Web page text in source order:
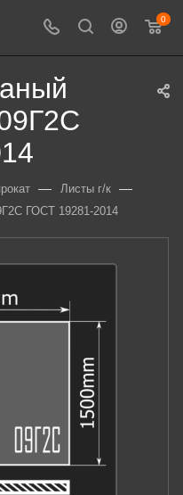
0
— Листы г/к —
ГОСТ 19281-2014